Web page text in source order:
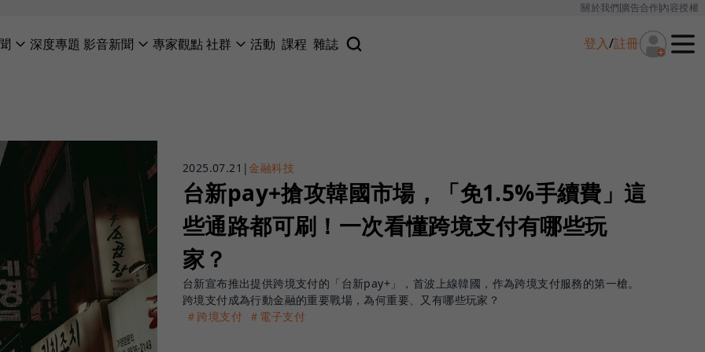
關於我們廣告合作內容授權
深度專題 影音新聞 專家觀點社群 活動 課程 雜誌 登入/註冊
2025.07.21 |金融科技
台新pay+搶攻韓國市場，「免1.5%手續費」這
些通路都可刷！一次看懂跨境支付有哪些玩
家？
台新宣布推出提供跨境支付的「台新pay+」，首波上線韓國，作為跨境支付服務的第一槍。
跨境支付成為行動金融的重要戰場，為何重要、又有哪些玩家？
＃跨境支付 ＃電子支付